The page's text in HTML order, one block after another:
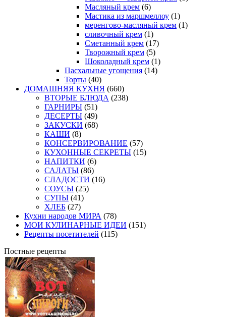
Масляный крем (6)
Мастика из маршмеллоу (1)
меренгово-масляный крем (1)
сливочный крем (1)
Сметанный крем (17)
Творожный крем (5)
Шоколадный крем (1)
Пасхальные угощения (14)
Торты (40)
ДОМАШНЯЯ КУХНЯ (660)
ВТОРЫЕ БЛЮДА (238)
ГАРНИРЫ (51)
ДЕСЕРТЫ (49)
ЗАКУСКИ (68)
КАШИ (8)
КОНСЕРВИРОВАНИЕ (57)
КУХОННЫЕ СЕКРЕТЫ (15)
НАПИТКИ (6)
САЛАТЫ (86)
СЛАДОСТИ (16)
СОУСЫ (25)
СУПЫ (41)
ХЛЕБ (27)
Кухни народов МИРА (78)
МОИ КУЛИНАРНЫЕ ИДЕИ (151)
Рецепты посетителей (115)
Постные рецепты